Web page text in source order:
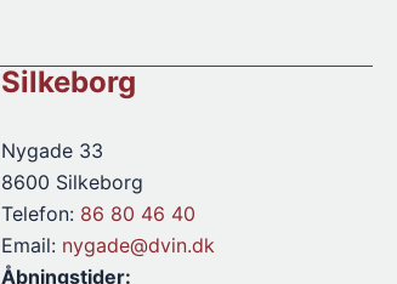
Silkeborg
Nygade 33
8600 Silkeborg
Telefon: 86 80 46 40
Email: nygade@dvin.dk
Åbningstider: